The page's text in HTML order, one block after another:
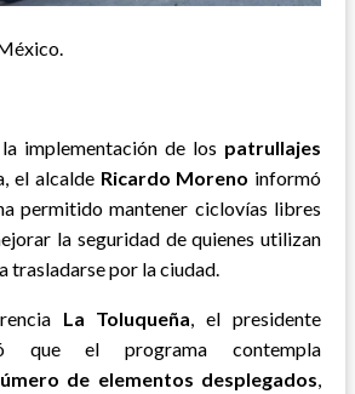
implementación de los patrullajes
el alcalde Ricardo Moreno informó
permitido mantener ciclovías libres
la seguridad de quienes utilizan
trasladarse por la ciudad.
La Toluqueña, el presidente
que el programa contempla
de elementos desplegados,